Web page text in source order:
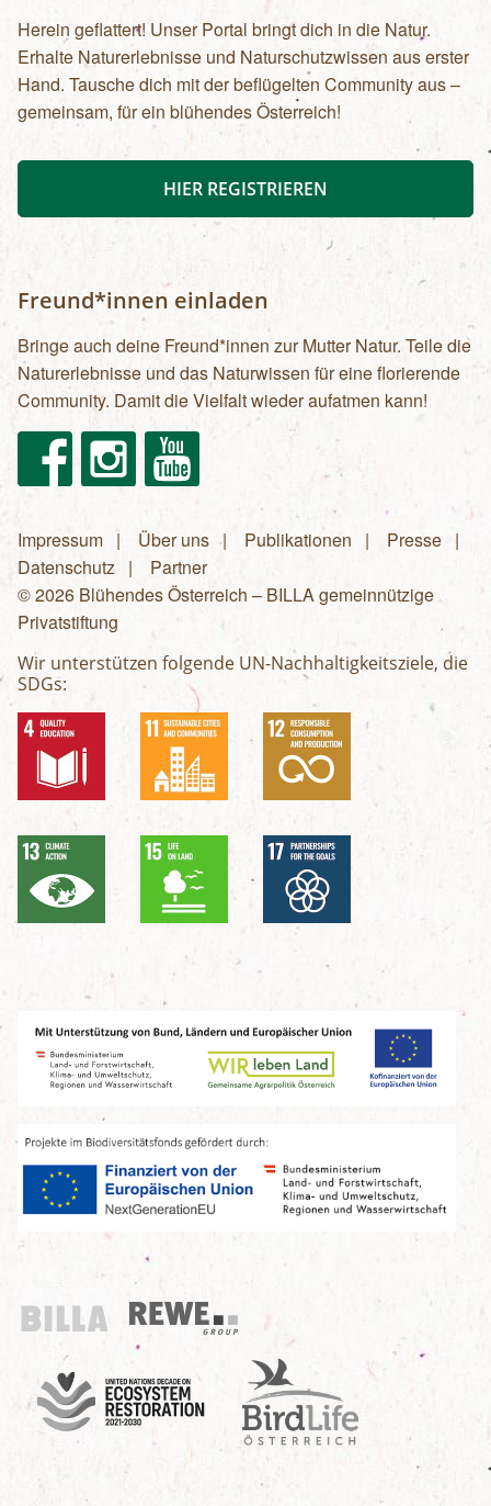
Herein geflattert! Unser Portal bringt dich in die Natur.
Erhalte Naturerlebnisse und Naturschutzwissen aus erster
Hand. Tausche dich mit der beflügelten Community aus –
gemeinsam, für ein blühendes Österreich!
HIER REGISTRIEREN
Freund*innen einladen
Bringe auch deine Freund*innen zur Mutter Natur. Teile die
Naturerlebnisse und das Naturwissen für eine florierende
Community. Damit die Vielfalt wieder aufatmen kann!
FacebookInstagram Youtube
Fußzeilenmenü
Impressum Über uns Publikationen
Presse
Datenschutz
Partner
© 2026 Blühendes Österreich – BILLA gemeinnützige
Privatstiftung
Wir unterstützen folgende UN-Nachhaltigkeitsziele, die
SDGs:
Billa
REWE Group
UN Decade
Birdlife